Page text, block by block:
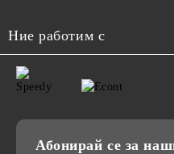
Ние работим с
Абонирай се за